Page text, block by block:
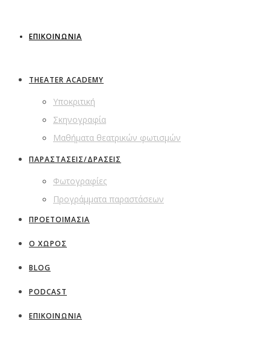
ΕΠΙΚΟΙΝΩΝΙΑ
THEATER ACADEMY
Υποκριτική
Σκηνογραφία
Μαθήματα θεατρικών φωτισμών
ΠΑΡΑΣΤΑΣΕΙΣ/ΔΡΑΣΕΙΣ
Φωτογραφίες
Προγράμματα παραστάσεων
ΠΡΟΕΤΟΙΜΑΣΙΑ
Ο ΧΩΡΟΣ
BLOG
PODCAST
ΕΠΙΚΟΙΝΩΝΙΑ